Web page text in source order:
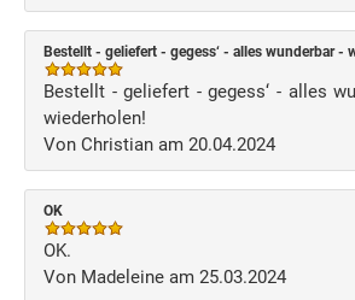
Bestellt - geliefert - gegess‘ - alles wunderbar -
Bestellt - geliefert - gegess‘ - alles
wiederholen!
Von Christian am 20.04.2024
OK
OK.
Von Madeleine am 25.03.2024